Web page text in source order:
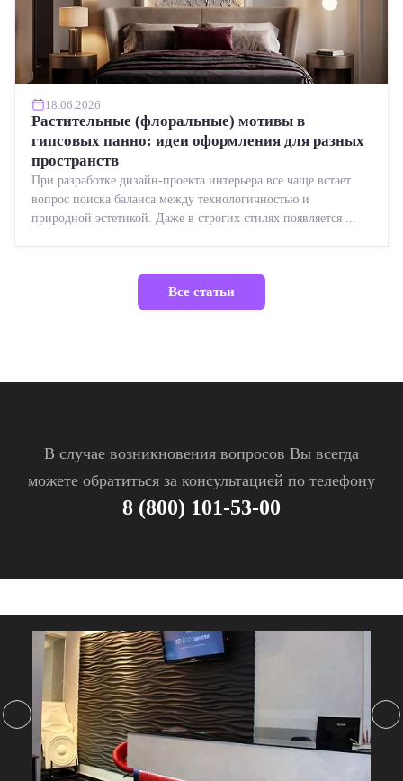
18.06.2026
Растительные (флоральные) мотивы в
гипсовых панно: идеи оформления для разных
пространств
При разработке дизайн-проекта интерьера все чаще встает
вопрос поиска баланса между технологичностью и
природной эстетикой. Даже в строгих стилях появляется ...
Все статьи
В случае возникновения вопросов Вы всегда
можете обратиться за консультацией по телефону
8 (800) 101-53-00